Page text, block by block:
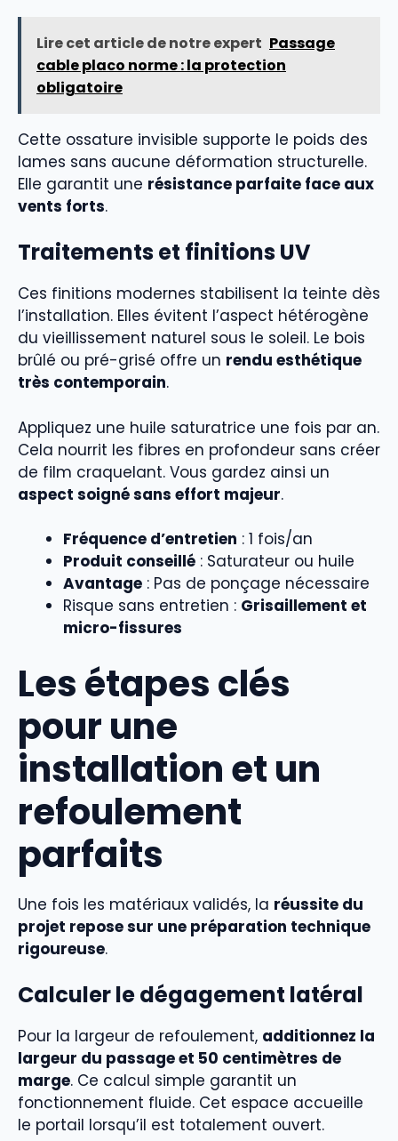
Lire cet article de notre expert Passage
cable placo norme : la protection
obligatoire
Cette ossature invisible supporte le poids des
lames sans aucune déformation structurelle.
Elle garantit une résistance parfaite face aux
vents forts.
Traitements et finitions UV
Ces finitions modernes stabilisent la teinte dès
l’installation. Elles évitent l’aspect hétérogène
du vieillissement naturel sous le soleil. Le bois
brûlé ou pré-grisé offre un rendu esthétique
très contemporain.
Appliquez une huile saturatrice une fois par an.
Cela nourrit les fibres en profondeur sans créer
de film craquelant. Vous gardez ainsi un
aspect soigné sans effort majeur.
Fréquence d’entretien : 1 fois/an
Produit conseillé : Saturateur ou huile
Avantage : Pas de ponçage nécessaire
Risque sans entretien : Grisaillement et
micro-fissures
Les étapes clés
pour une
installation et un
refoulement
parfaits
Une fois les matériaux validés, la réussite du
projet repose sur une préparation technique
rigoureuse.
Calculer le dégagement latéral
Pour la largeur de refoulement, additionnez la
largeur du passage et 50 centimètres de
marge. Ce calcul simple garantit un
fonctionnement fluide. Cet espace accueille
le portail lorsqu’il est totalement ouvert.